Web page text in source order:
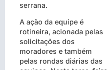
serrana.
A ação da equipe é
rotineira, acionada pelas
solicitações dos
moradores e também
pelas rondas diárias das